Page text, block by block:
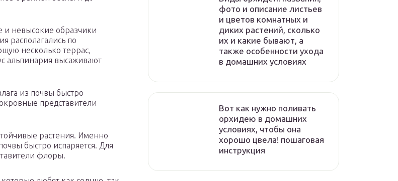
и невысокие образчики
располагались по
несколько террас,
альпинария высаживают
из почвы быстро
представители
растения. Именно
быстро испаряется. Для
флоры.
фото и описание листьев
и цветов комнатных и
диких растений, сколько
их и какие бывают, а
также особенности ухода
в домашних условиях
Вот как нужно поливать
орхидею в домашних
условиях, чтобы она
хорошо цвела! пошаговая
инструкция